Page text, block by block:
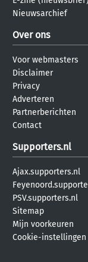
Nieuwsarchief
Over ons
Voor webmasters
Disclaimer
Privacy
Adverteren
Partnerberichten
Contact
Supporters.nl
Ajax.supporters.nl
PSV.supporters.nl
Sitemap
Mijn voorkeuren
Cookie-instellingen